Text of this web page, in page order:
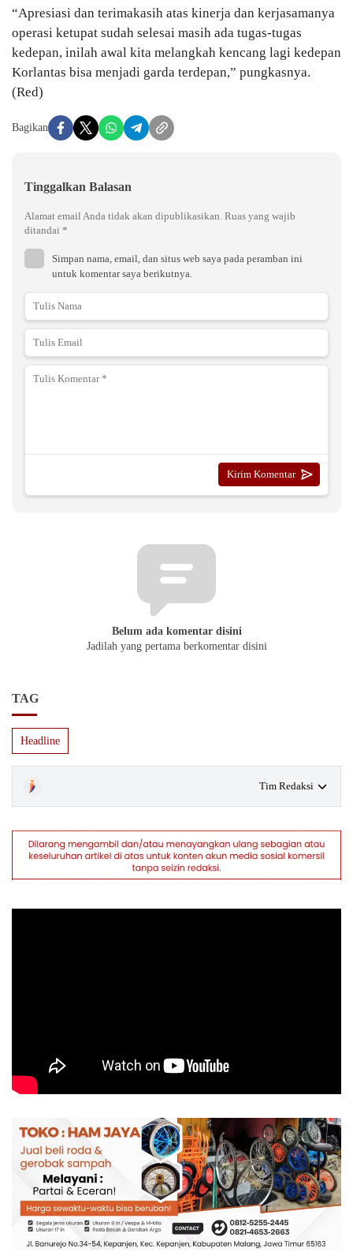
“Apresiasi dan terimakasih atas kinerja dan kerjasamanya
operasi ketupat sudah selesai masih ada tugas-tugas
kedepan, inilah awal kita melangkah kencang lagi kedepan
Korlantas bisa menjadi garda terdepan,” pungkasnya.
(Red)
Bagikan
Tinggalkan Balasan
Alamat email Anda tidak akan dipublikasikan. Ruas yang wajib
ditandai *
Simpan nama, email, dan situs web saya pada peramban ini
untuk komentar saya berikutnya.
Belum ada komentar disini
Jadilah yang pertama berkomentar disini
TAG
Headline
Tim Redaksi